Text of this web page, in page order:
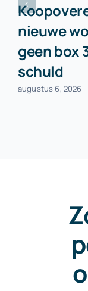
nieuwe
geen box
schuld
augustus 6, 2026